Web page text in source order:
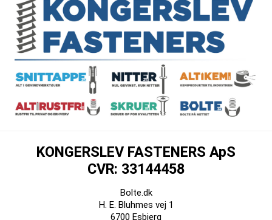
KONGERSLEV FASTENERS ApS
CVR: 33144458
Bolte.dk
H. E. Bluhmes vej 1
6700 Esbjerg